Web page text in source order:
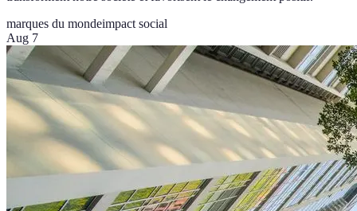
marques du mondeimpact social
Aug 7